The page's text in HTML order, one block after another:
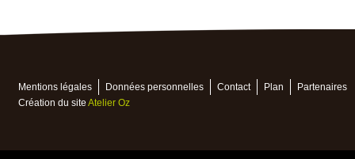
Mentions légales Données personnelles Contact Plan
Partenaires
Création du site Atelier Oz